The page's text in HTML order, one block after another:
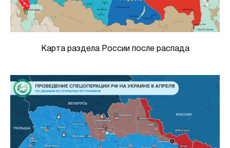
Карта раздела России после распада